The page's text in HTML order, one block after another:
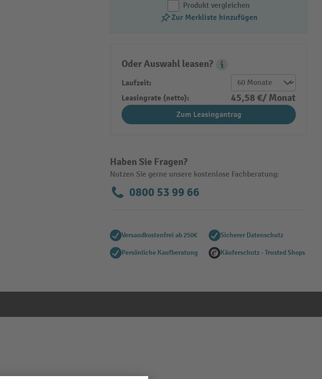
Produkt vergleichen
Zur Merkliste hinzufügen
Haben Sie Fragen?
Nutzen Sie gerne unsere kostenlose Fachberatung:
0800 53 99 66
Oder Auswahl leasen?
Leasing Popover
Laufzeit:
Leasingrate (netto):
45,58 €/ Monat
Zum Leasingantrag
Versandkostenfrei ab 250€ Sicherer Datenschutz
Persönliche Kaufberatung Käuferschutz - Trusted Shops